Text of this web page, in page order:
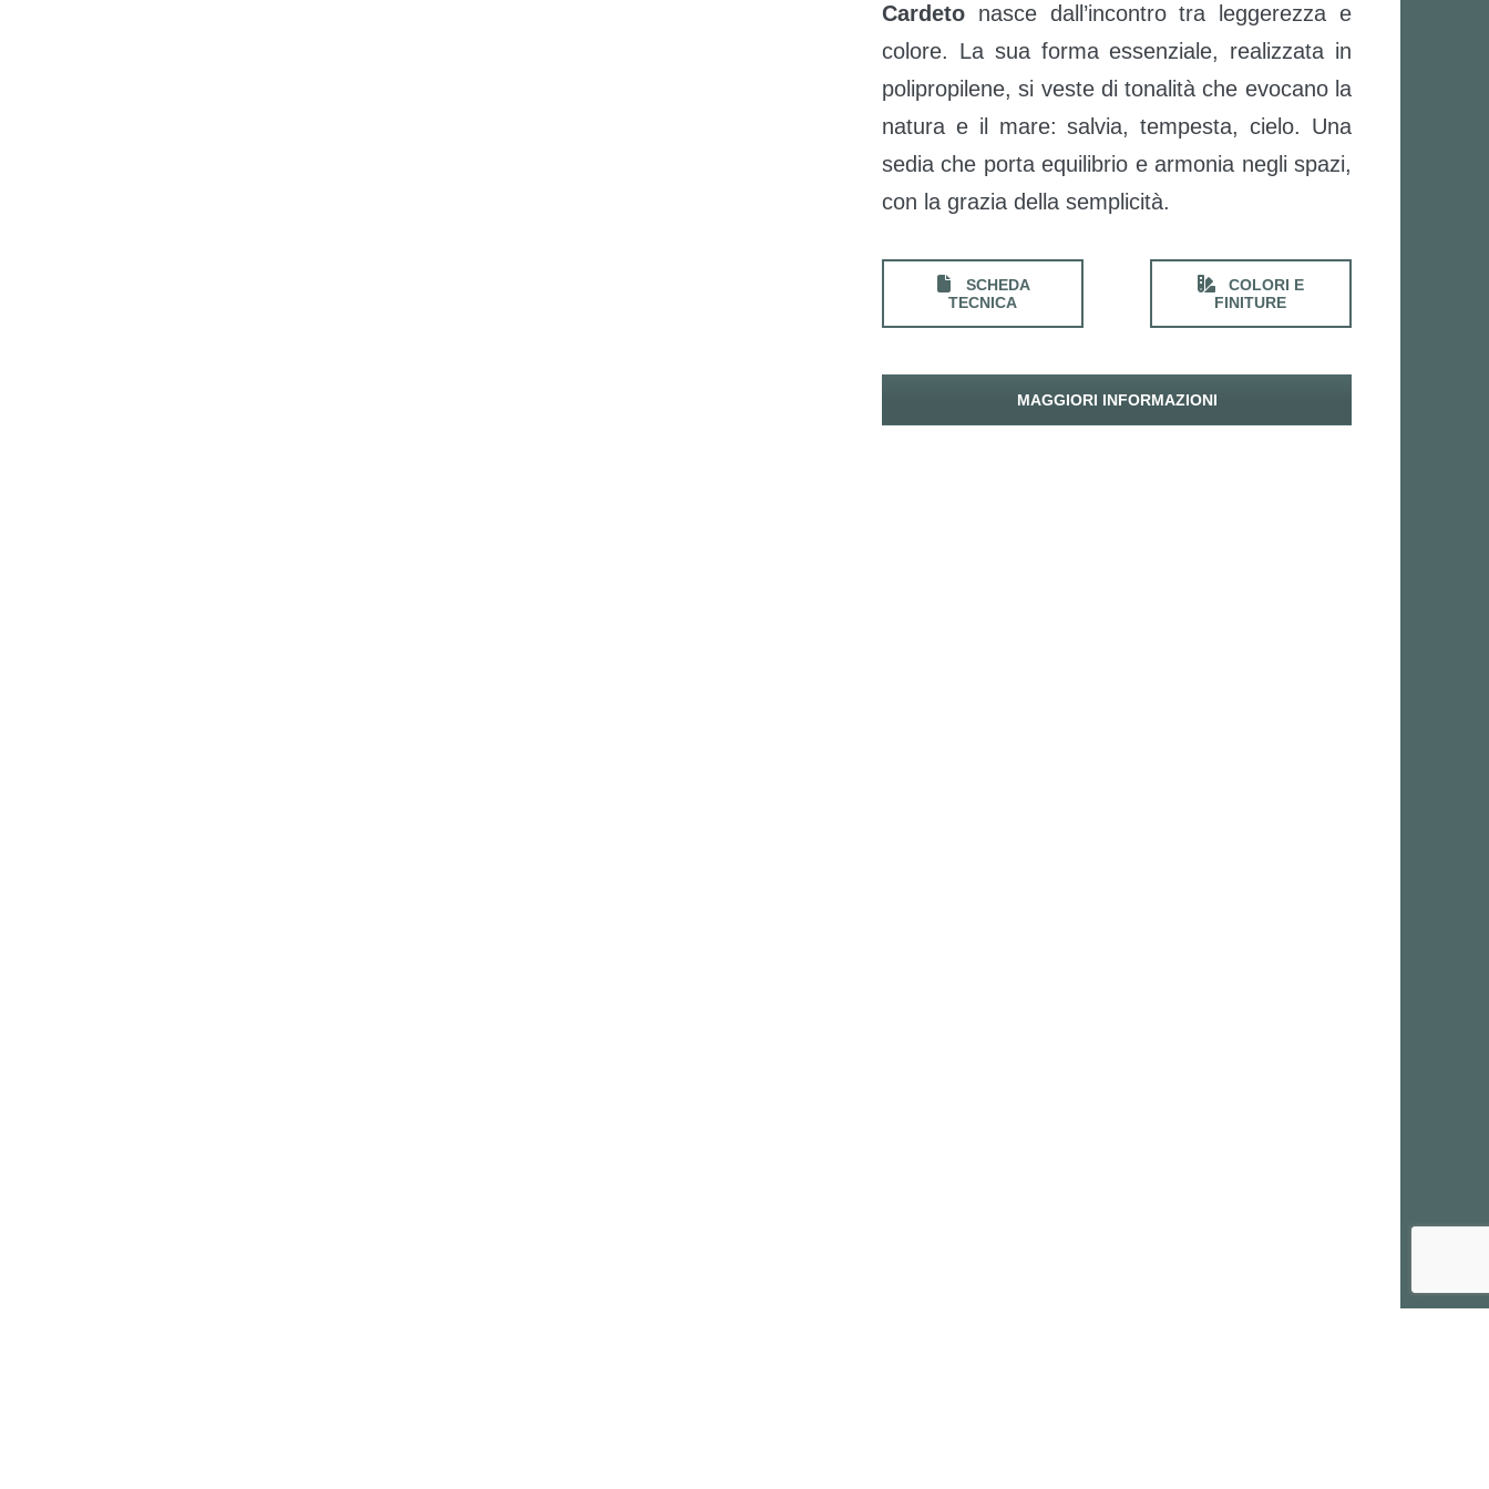
Cardeto nasce dall’incontro tra leggerezza e
colore. La sua forma essenziale, realizzata in
polipropilene, si veste di tonalità che evocano la
natura e il mare: salvia, tempesta, cielo. Una
sedia che porta equilibrio e armonia negli spazi,
con la grazia della semplicità.
SCHEDA
TECNICA
COLORI E
FINITURE
MAGGIORI INFORMAZIONI